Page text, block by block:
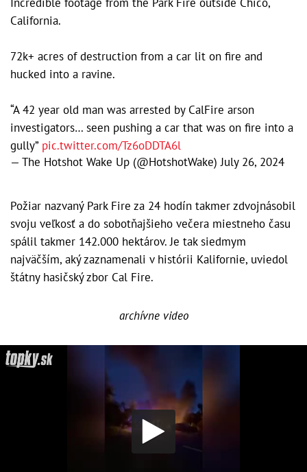
California.
72k+ acres of destruction from a car lit on fire and
hucked into a ravine.
“A 42 year old man was arrested by CalFire arson
investigators… seen pushing a car that was on fire into a
gully” pic.twitter.com/Tz6oDDTA6l
— The Hotshot Wake Up (@HotshotWake)July 26, 2024
Požiar nazvaný Park Fire za 24 hodín takmer zdvojnásobil
svoju veľkosť a do sobotňajšieho večera miestneho času
spálil takmer 142.000 hektárov. Je tak siedmym
najväčším, aký zaznamenali v histórii Kalifornie, uviedol
štátny hasičský zbor Cal Fire.
archívne video